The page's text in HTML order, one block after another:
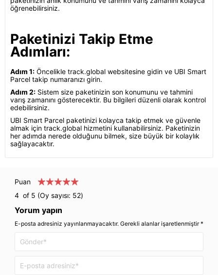
öğrenebilirsiniz.
Paketinizi Takip Etme
Adımları:
Adım 1: Öncelikle track.global websitesine gidin ve UBI Smart
Parcel takip numaranızı girin.
Adım 2: Sistem size paketinizin son konumunu ve tahmini
varış zamanını gösterecektir. Bu bilgileri düzenli olarak kontrol
edebilirsiniz.
UBI Smart Parcel paketinizi kolayca takip etmek ve güvenle
almak için track.global hizmetini kullanabilirsiniz. Paketinizin
her adımda nerede olduğunu bilmek, size büyük bir kolaylık
sağlayacaktır.
Puan
4 of 5 (Oy sayısı: 52)
Yorum yapın
E-posta adresiniz yayınlanmayacaktır. Gerekli alanlar işaretlenmiştir *